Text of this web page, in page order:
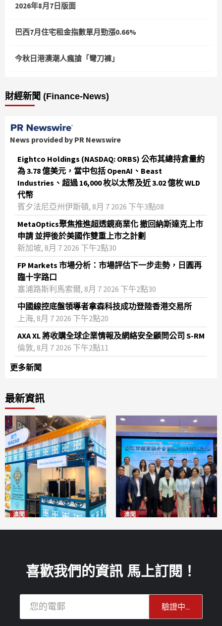
2026年8月7日版面
巴西7月住宅租金指數單月勁漲0.66%
今秋日港澳潮人瘋搶「彎刀褲」
財經新聞 (Finance-News)
News provided by PR Newswire
Eightco Holdings (NASDAQ: ORBS) 公布其總持倉量約
為 3.78 億美元，當中包括 OpenAI、Beast
Industries、超過 16,000 枚以太幣及近 3.02 億枚 WLD
代幣
賓夕法尼亞州伊斯頓, 8月 7 2026 下午3點08
MetaOptics聚焦推進超透鏡商業化 撤回納斯達克上市
申請 並押後於美國作雙重上市之計劃
新加坡, 8月 7 2026 下午2點30
FP Markets 市場分析：市場評估下一步走勢，日圓再
臨十字路口
塞浦路斯利馬索爾, 8月 7 2026 下午2點30
中國線控底盤領導者拿森科技成功登陸香港交易所
上海, 8月 7 2026 下午2點20
AXA XL 將收購全球企業情報及網絡安全顧問公司 S-RM
倫敦, 8月 7 2026 下午2點11
更多新聞
最新資訊
澳聞 澳聞
喜歡我們的資訊 馬上訂閱！